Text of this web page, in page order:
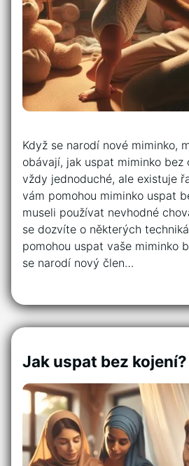
Když se narodí nové miminko,
obávají, jak uspat miminko bez
vždy jednoduché, ale existuje
vám pomohou miminko uspat
museli používat nevhodné
se dozvíte o některých
pomohou uspat vaše miminko
se narodí nový člen…
Jak uspat bez kojení?